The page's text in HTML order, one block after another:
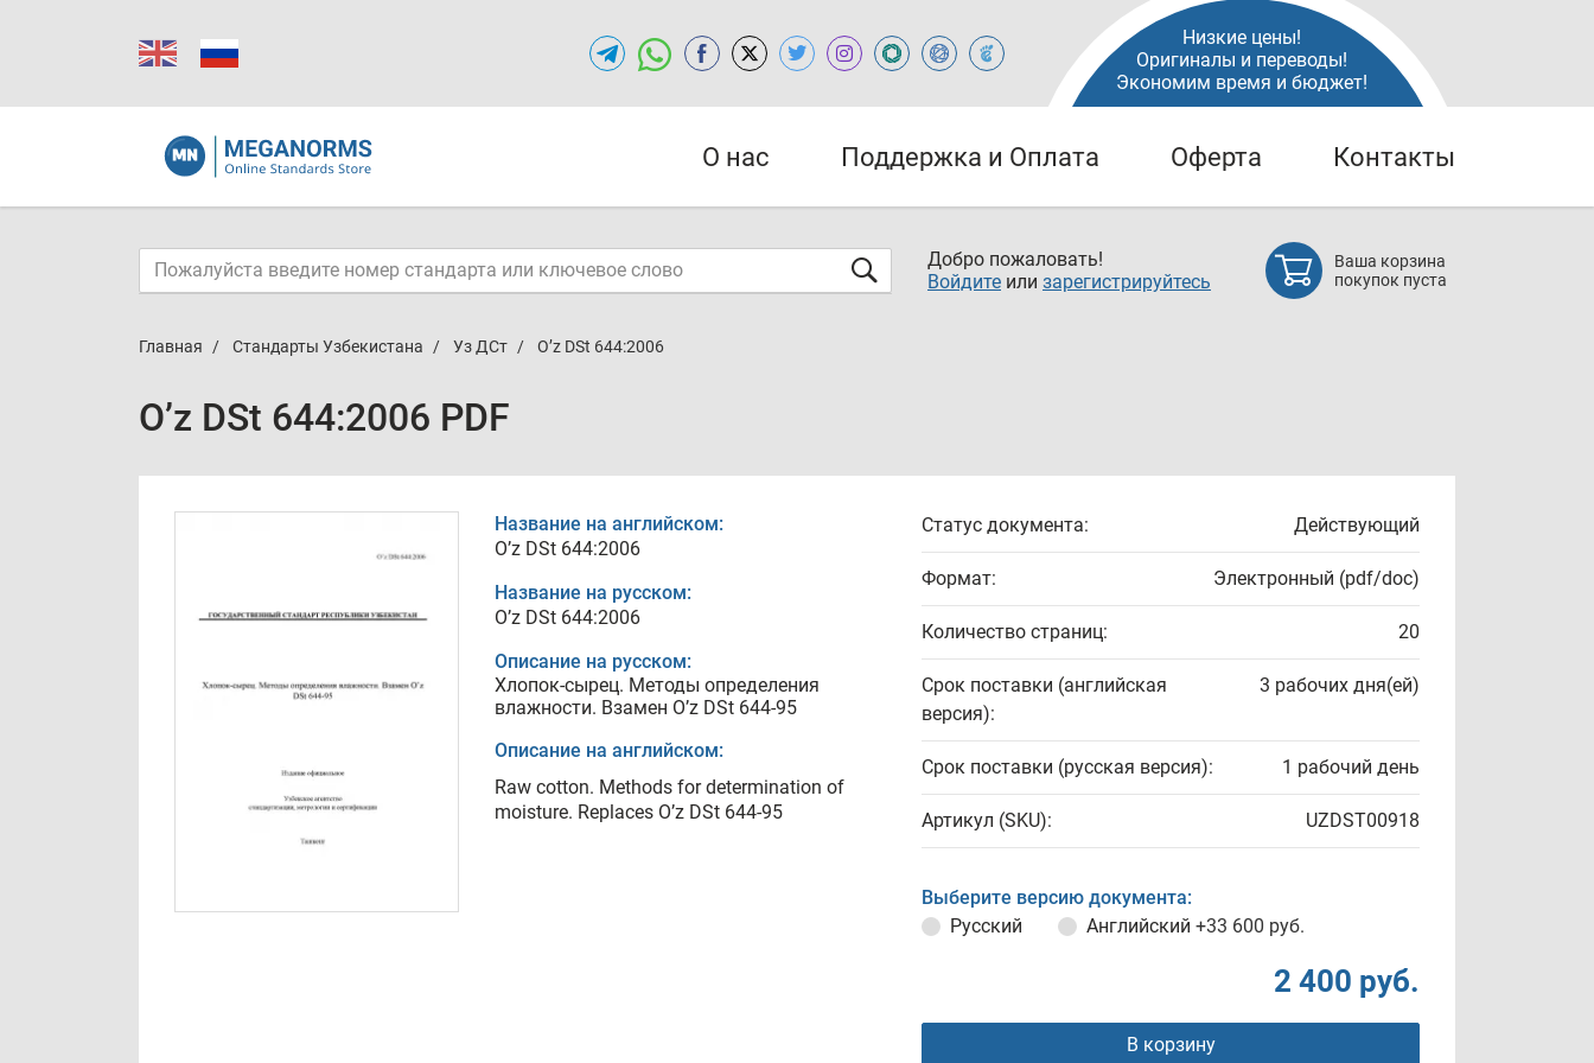
Низкие цены!
Оригиналы и переводы!
Экономим время и бюджет!
О нас Поддержка и Оплата Оферта Контакты
Добро пожаловать!
Войдите или зарегистрируйтесь
Ваша корзина
покупок пуста
Главная Стандарты Узбекистана Уз ДСт O’z DSt 644:2006
O’z DSt 644:2006 PDF
Название на английском:
O’z DSt 644:2006
Название на русском:
O’z DSt 644:2006
Описание на русском:
Хлопок-сырец. Методы определения
влажности. Взамен O’z DSt 644-95
Описание на английском:
Raw cotton. Methods for determination of
moisture. Replaces O’z DSt 644-95
Статус документа: Действующий
Формат: Электронный (pdf/doc)
Количество страниц: 20
Срок поставки (английская
версия):
3 рабочих дня(ей)
Срок поставки (русская версия): 1 рабочий день
Артикул (SKU): UZDST00918
Выберите версию документа:
Русский
Английский +33 600 руб.
2 400 руб.
В корзину